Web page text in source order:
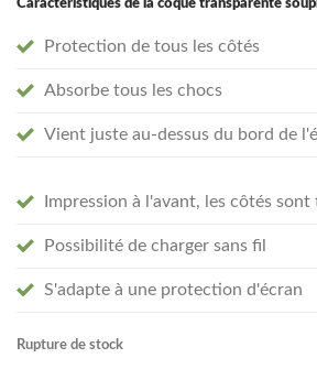
Caractéristiques de la coque transparente
Protection de tous les côtés
Absorbe tous les chocs
Vient juste au-dessus du bord de
Impression à l'avant, les côtés
Possibilité de charger sans fil
S'adapte à une protection d'écran
Rupture de stock